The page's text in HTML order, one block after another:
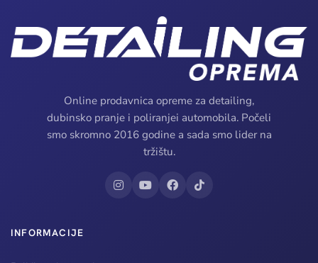
Online prodavnica opreme za detailing,
dubinsko pranje i poliranjei automobila. Počeli
smo skromno 2016 godine a sada smo lider na
tržištu.
INFORMACIJE